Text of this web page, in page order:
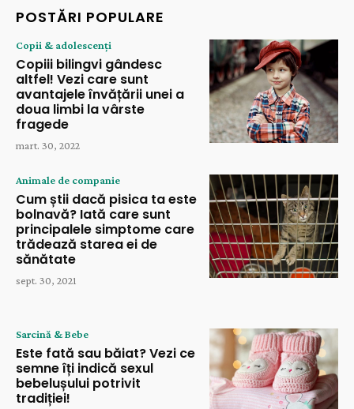
POSTĂRI POPULARE
Copii & adolescenți
Copiii bilingvi gândesc
altfel! Vezi care sunt
avantajele învățării unei a
doua limbi la vârste
fragede
mart. 30, 2022
Animale de companie
Cum știi dacă pisica ta este
bolnavă? Iată care sunt
principalele simptome care
trădează starea ei de
sănătate
sept. 30, 2021
Sarcină & Bebe
Este fată sau băiat? Vezi ce
semne îți indică sexul
bebelușului potrivit
tradiției!